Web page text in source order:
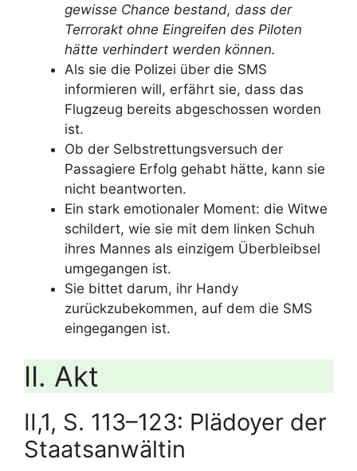
gewisse Chance bestand, dass der
Terrorakt ohne Eingreifen des Piloten
hätte verhindert werden können.
Als sie die Polizei über die SMS
informieren will, erfährt sie, dass das
Flugzeug bereits abgeschossen worden
ist.
Ob der Selbstrettungsversuch der
Passagiere Erfolg gehabt hätte, kann sie
nicht beantworten.
Ein stark emotionaler Moment: die Witwe
schildert, wie sie mit dem linken Schuh
ihres Mannes als einzigem Überbleibsel
umgegangen ist.
Sie bittet darum, ihr Handy
zurückzubekommen, auf dem die SMS
eingegangen ist.
II. Akt
II,1, S. 113–123: Plädoyer der
Staatsanwältin